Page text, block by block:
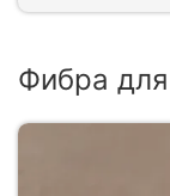
Фибра